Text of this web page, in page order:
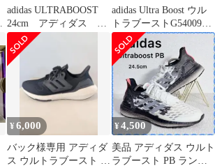
adidas ULTRABOOST
24cm アディダス ス
ニーカー 黒
adidas Ultra Boost ウル
トラブーストG54009
26.0cm
¥6,000
バック様専用 アディダ
ス ウルトラブースト 22
¥4,500
美品 アディダス ウルト
ラブースト PB ランニ